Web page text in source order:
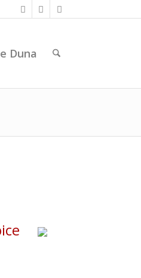
Duna